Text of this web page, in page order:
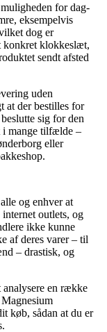
for dag-
eksempelvis
dog er
konkret klokkeslæt,
sendt afsted
uden
at der bestilles for
sig for den
i mange tilfælde –
eller
og enhver at
outlets, og
ikke kunne
af deres varer – til
– drastisk, og
en række
køb, sådan at du er